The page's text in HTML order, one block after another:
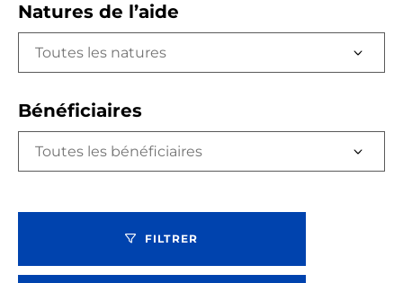
Natures de l’aide
Toutes les natures
Bénéficiaires
Toutes les bénéficiaires
FILTRER